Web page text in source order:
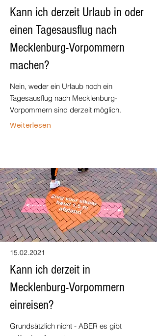
Kann ich derzeit Urlaub in oder
einen Tagesausflug nach
Mecklenburg-Vorpommern
machen?
Nein, weder ein Urlaub noch ein
Tagesausflug nach Mecklenburg-
Vorpommern sind derzeit möglich.
Weiterlesen
Kann ich derzeit in
Mecklenburg-Vorpommern
einreisen?
Grundsätzlich nicht - ABER es gibt
15.02.2021